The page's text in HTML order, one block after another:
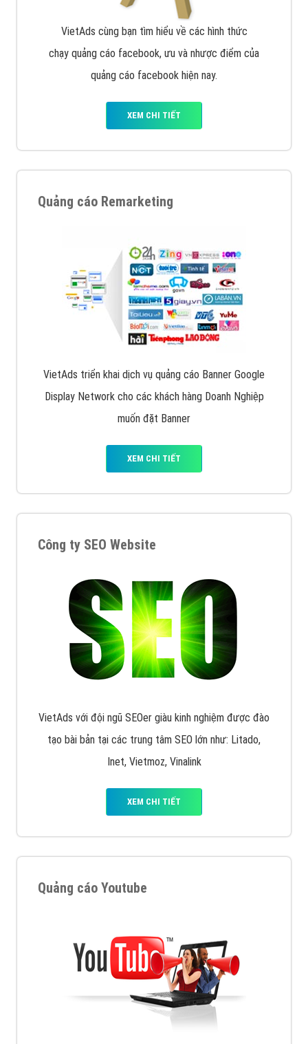
VietAds cùng bạn tìm hiểu về các hình thức
chạy quảng cáo facebook, ưu và nhược điểm của
quảng cáo facebook hiện nay.
XEM CHI TIẾT
Quảng cáo Remarketing
VietAds triển khai dịch vụ quảng cáo Banner Google
Display Network cho các khách hàng Doanh Nghiệp
muốn đặt Banner
XEM CHI TIẾT
Công ty SEO Website
VietAds với đội ngũ SEOer giàu kinh nghiệm được đào
tạo bài bản tại các trung tâm SEO lớn như: Litado,
Inet, Vietmoz, Vinalink
XEM CHI TIẾT
Quảng cáo Youtube